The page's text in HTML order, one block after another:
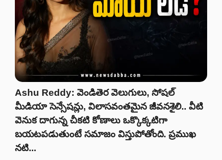
Ashu Reddy: వెండితెర వెలుగులు, సోషల్
మీడియా సెన్సేషన్లు, విలాసవంతమైన జీవనశైలి.. వీటి
వెనుక దాగున్న చీకటి కోణాలు ఒక్కొక్కటిగా
బయటపడుతుంటే సమాజం విస్తుపోతోంది. ప్రముఖ
నటి...